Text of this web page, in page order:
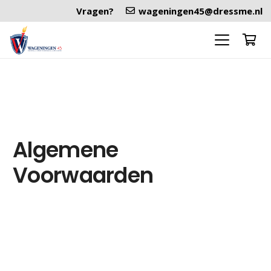
Vragen? wageningen45@dressme.nl
Algemene
Voorwaarden